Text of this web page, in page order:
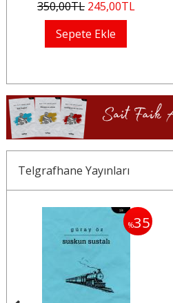
350,00TL 245,00TL
Sepete Ekle
Telgrafhane Yayınları
%35